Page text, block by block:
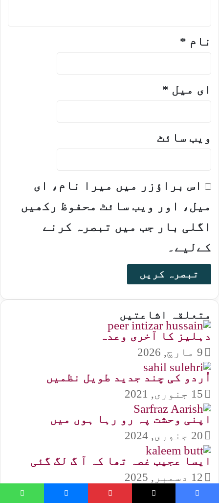
نام *
ای میل *
ویب‌ سائٹ
اس براؤزر میں میرا نام، ای
میل، اور ویب سائٹ محفوظ رکھیں
اگلی بار جب میں تبصرہ کرنے
کےلیے۔
متعلقہ اشاعتیں
دہلیز کا آخری وعدہ
9 مارچ, 2026
اُردو کی چند جدید طویل نظمیں
15 جنوری, 2021
اپنی وحشت پہ رو رہا ہوں میں
20 جنوری, 2024
ایسا عجیب غصہ تھا کہ آ گ لگ گئی
12 دسمبر, 2025